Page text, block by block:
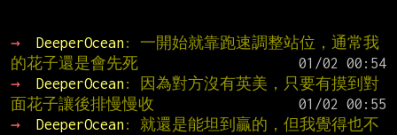
→ DeeperOcean: 一開始就靠跑速調整站位，通常我
的花子還是會先死
→
DeeperOcean: 因為對方沒有英美，只要有摸到對
面花子讓後排慢慢收
→
DeeperOcean: 就還是能坦到贏的，但我覺得也不